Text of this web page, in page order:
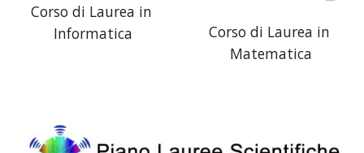
Corso di Laurea in
Informatica
Corso di Laurea in
Matematica